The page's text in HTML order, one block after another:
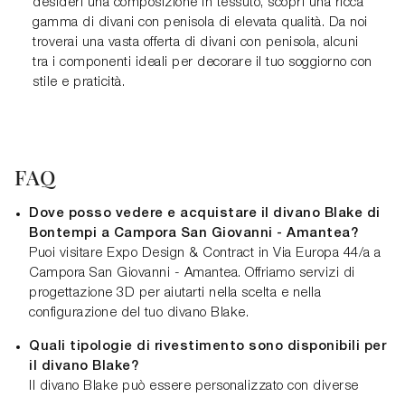
desideri una composizione in tessuto, scopri una ricca
gamma di divani con penisola di elevata qualità. Da noi
troverai una vasta offerta di divani con penisola, alcuni
tra i componenti ideali per decorare il tuo soggiorno con
stile e praticità.
FAQ
Dove posso vedere e acquistare il divano Blake di
Bontempi a Campora San Giovanni - Amantea?
Puoi visitare Expo Design & Contract in Via Europa 44/a a
Campora San Giovanni - Amantea. Offriamo servizi di
progettazione 3D per aiutarti nella scelta e nella
configurazione del tuo divano Blake.
Quali tipologie di rivestimento sono disponibili per
il divano Blake?
Il divano Blake può essere personalizzato con diverse